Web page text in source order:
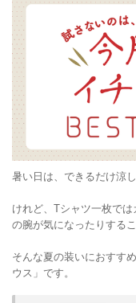
暑い日は、できるだけ涼
けれど、Tシャツ一枚で
の腕が気になったりする
そんな夏の装いにおすす
ウス」です。